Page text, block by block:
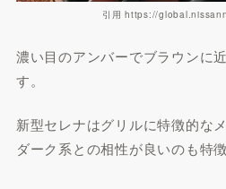
引用 https://
濃い目のアンバーでブラウンに
す。
新型セレナはグリルに特徴的な
ダーク系との相性が良いのも特徴